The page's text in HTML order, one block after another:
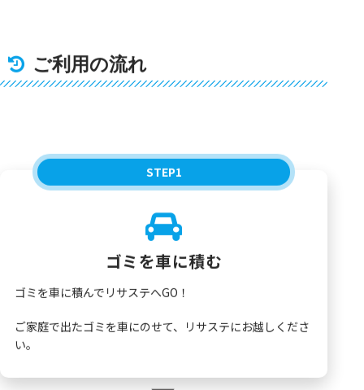
ご利用の流れ
STEP1
ゴミを車に積む
ゴミを車に積んでリサステへGO！
ご家庭で出たゴミを車にのせて、リサステにお越しくださ
い。